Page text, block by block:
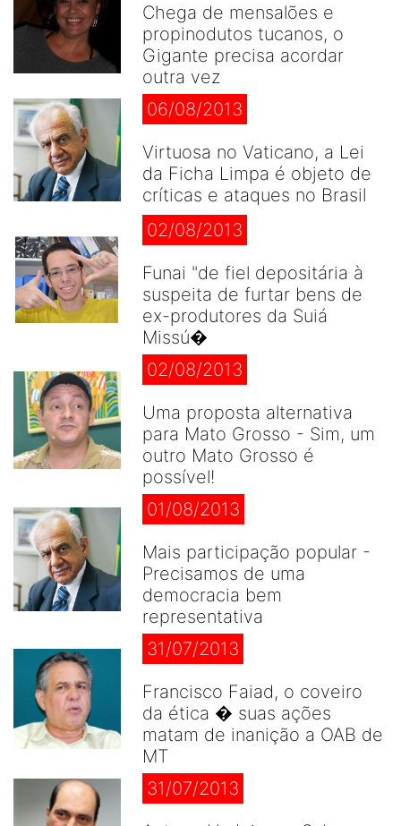
Chega de mensalões e
propinodutos tucanos, o
Gigante precisa acordar
outra vez
06/08/2013
Virtuosa no Vaticano, a Lei
da Ficha Limpa é objeto de
críticas e ataques no Brasil
02/08/2013
Funai "de fiel depositária à
suspeita de furtar bens de
ex-produtores da Suiá
Missú�
02/08/2013
Uma proposta alternativa
para Mato Grosso - Sim, um
outro Mato Grosso é
possível!
01/08/2013
Mais participação popular -
Precisamos de uma
democracia bem
representativa
31/07/2013
Francisco Faiad, o coveiro
da ética � suas ações
matam de inanição a OAB de
MT
31/07/2013